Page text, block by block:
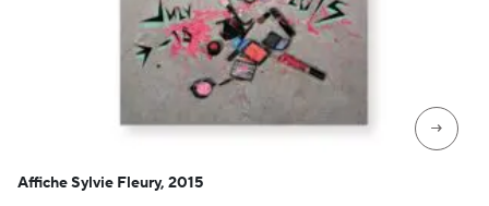
→
Affiche Sylvie Fleury, 2015